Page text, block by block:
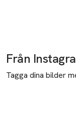
Från
Tagga dina bilder